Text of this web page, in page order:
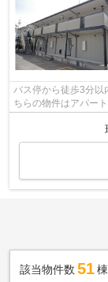
バス停から徒歩3分以
ちらの物件はアパー
該当物件数 51棟